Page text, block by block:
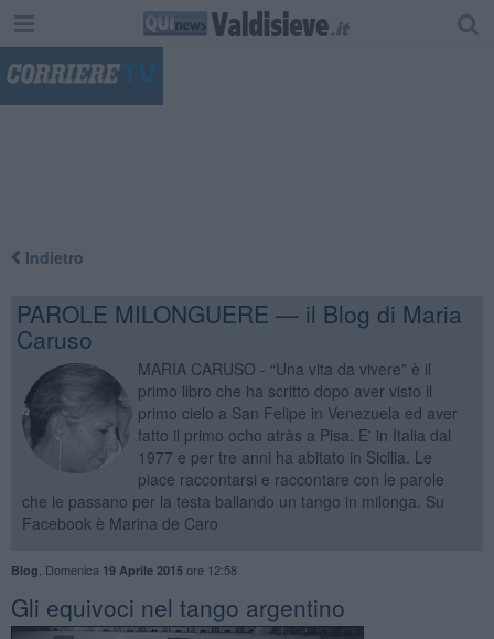
Indietro
PAROLE MILONGUERE — il Blog di Maria
Caruso
MARIA CARUSO - “Una vita da vivere” è il
primo libro che ha scritto dopo aver visto il
primo cielo a San Felipe in Venezuela ed aver
fatto il primo ocho atràs a Pisa. E' in Italia dal
1977 e per tre anni ha abitato in Sicilia. Le
piace raccontarsi e raccontare con le parole
che le passano per la testa ballando un tango in milonga. Su
Facebook è Marina de Caro
Blog Domenica 19 Aprile 2015ore 12:58
Gli equivoci nel tango argentino